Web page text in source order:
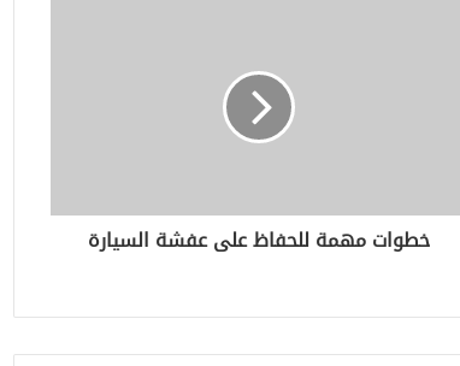
خطوات مهمة للحفاظ على عفشة السيارة